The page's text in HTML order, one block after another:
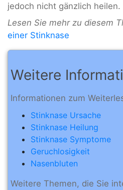
jedoch nicht gänzlich heilen.
Lesen Sie mehr zu diesem
einer Stinknase
Weitere
Informationen zum
Stinknase Ursache
Stinknase Heilung
Stinknase Symptome
Geruchlosigkeit
Nasenbluten
Weitere Themen, die Sie